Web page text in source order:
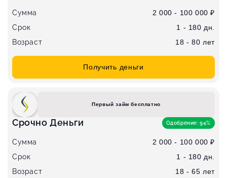
Сумма
2 000 - 100 000 ₽
Срок
1 - 180 дн.
Возраст
18 - 80 лет
Получить деньги
Первый займ бесплатно
Срочно Деньги Одобрение: 94%
Сумма
2 000 - 100 000 ₽
Срок
1 - 180 дн.
Возраст
18 - 65 лет